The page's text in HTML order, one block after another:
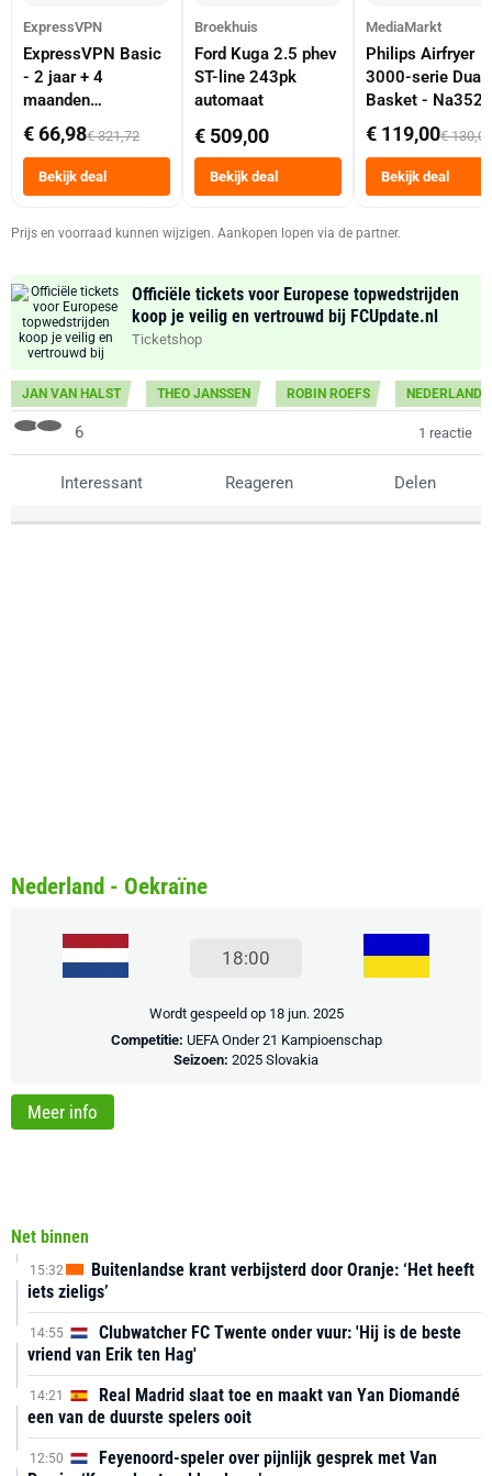
ExpressVPN
ExpressVPN Basic
- 2 jaar + 4
maanden
abonnement
€ 66,98€ 321,72
Bekijk deal
Broekhuis
Ford Kuga 2.5 phev
ST-line 243pk
automaat
€ 509,00
Bekijk deal
MediaMarkt
Philips Airfryer
3000-serie Dual
Basket -
Dubbele Mand 9
Tot 6 Personen
Heteluchtfriteuse
Zwart
€ 119,00€ 130,00
Bekijk deal
Prijs en voorraad kunnen wijzigen. Aankopen lopen via de partner.
Officiële tickets voor Europese topwedstrijden
koop je veilig en vertrouwd bij FCUpdate.nl
Ticketshop
JAN VAN HALST THEO JANSSEN ROBIN ROEFS NEDERLAND
6 1 reactie
Interessant Reageren Delen
Net binnen
15:32
Buitenlandse krant verbijsterd door Oranje: ‘Het heeft
iets zieligs’
14:55
Clubwatcher FC Twente onder vuur: 'Hij is de beste
vriend van Erik ten Hag'
14:21
Real Madrid slaat toe en maakt van Yan Diomandé
een van de duurste spelers ooit
12:50
Feyenoord-speler over pijnlijk gesprek met Van
Nederland - Oekraïne
18:00
Wordt gespeeld op 18 jun. 2025
Competitie: UEFA Onder 21 Kampioenschap
Seizoen: 2025 Slovakia
Meer info